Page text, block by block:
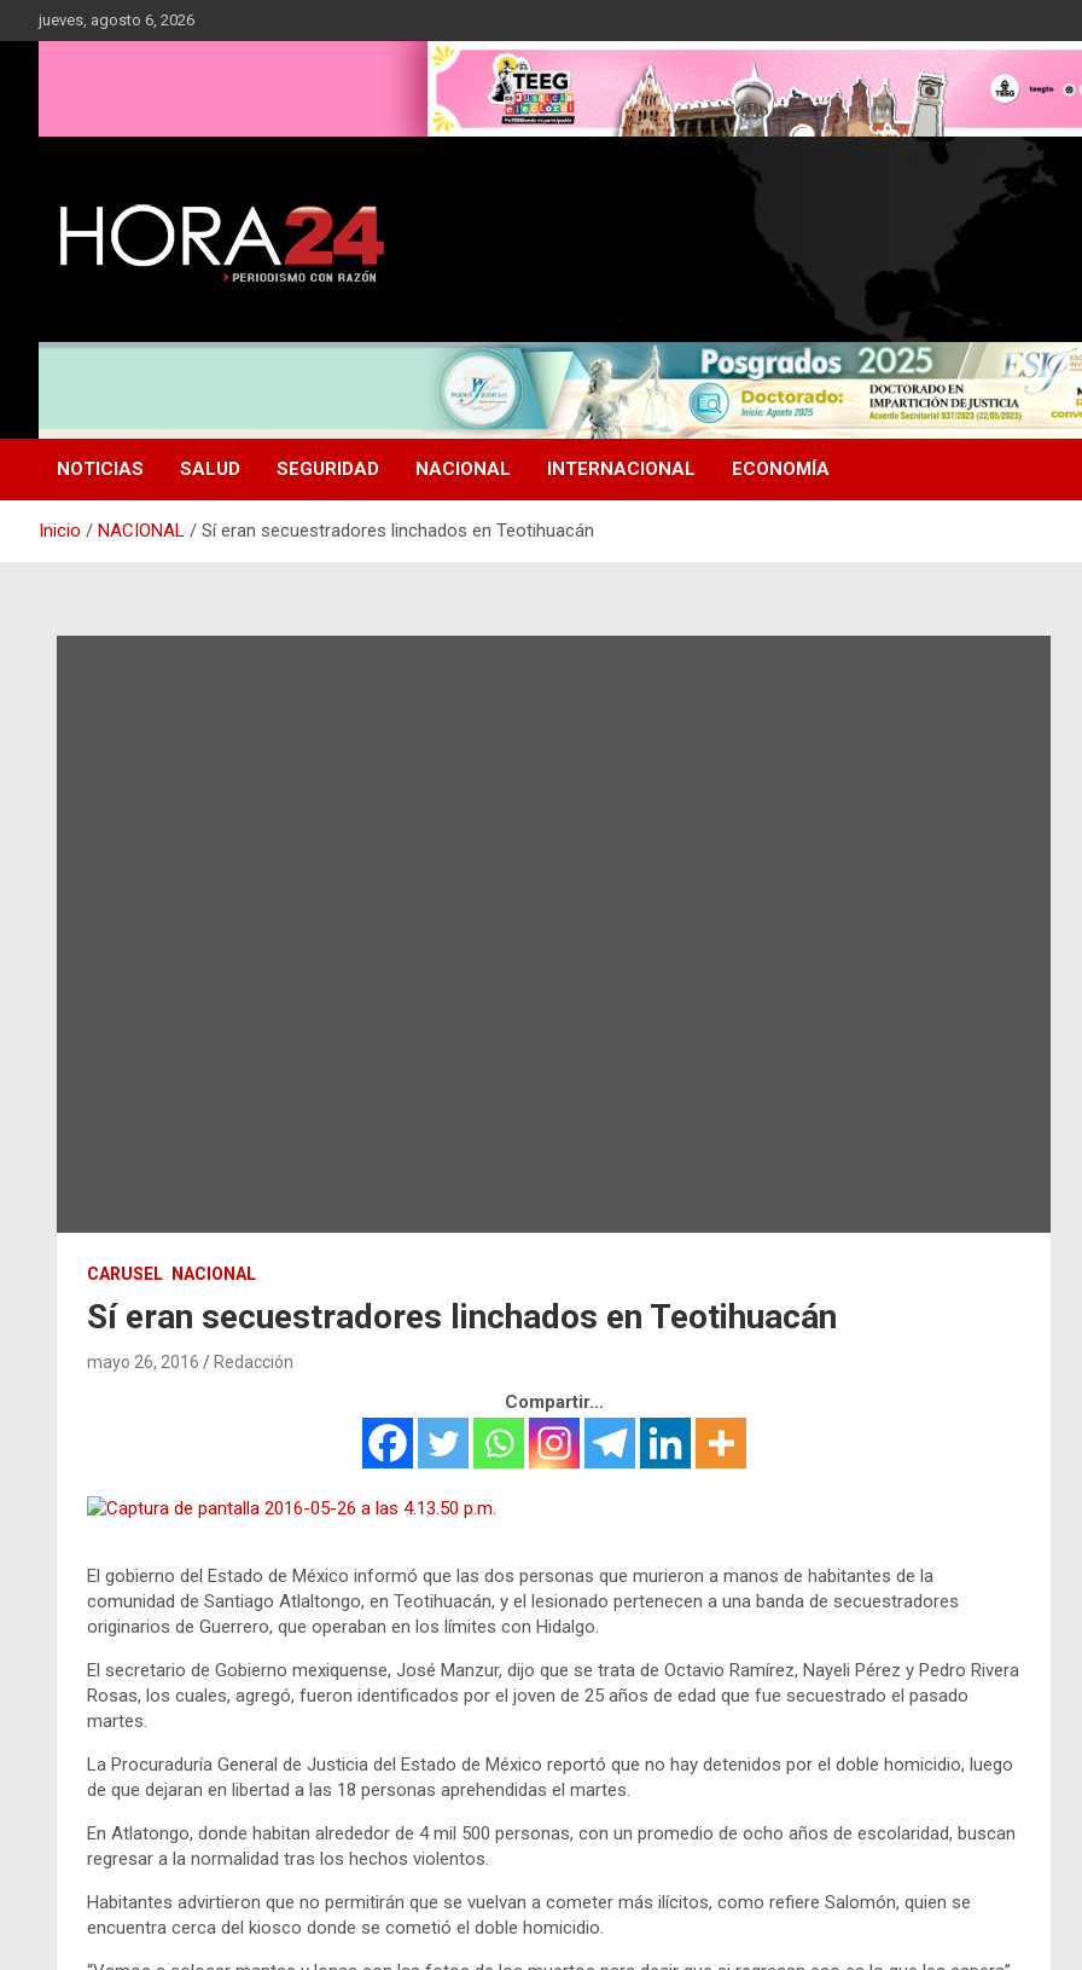
Saltar
al
jueves, agosto 6, 2026
NOTICIAS SALUD SEGURIDAD NACIONAL INTERNACIONAL ECONOMÍA
Inicio NACIONAL Sí eran secuestradores linchados en Teotihuacán
CARUSEL NACIONAL
Sí eran secuestradores linchados en Teotihuacán
mayo 26, 2016 Redacción
Compartir...
El gobierno del Estado de México informó que las dos personas que murieron a manos de habitantes de la
comunidad de Santiago Atlaltongo, en Teotihuacán, y el lesionado pertenecen a una banda de secuestradores
originarios de Guerrero, que operaban en los límites con Hidalgo.
El secretario de Gobierno mexiquense, José Manzur, dijo que se trata de Octavio Ramírez, Nayeli Pérez y Pedro Rivera
Rosas, los cuales, agregó, fueron identificados por el joven de 25 años de edad que fue secuestrado el pasado
martes.
La Procuraduría General de Justicia del Estado de México reportó que no hay detenidos por el doble homicidio, luego
de que dejaran en libertad a las 18 personas aprehendidas el martes.
En Atlatongo, donde habitan alrededor de 4 mil 500 personas, con un promedio de ocho años de escolaridad, buscan
regresar a la normalidad tras los hechos violentos.
Habitantes advirtieron que no permitirán que se vuelvan a cometer más ilícitos, como refiere Salomón, quien se
encuentra cerca del kiosco donde se cometió el doble homicidio.